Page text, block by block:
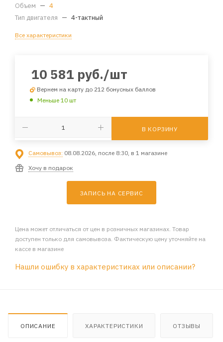
Объем — 4
Тип двигателя — 4-тактный
Все характеристики
10 581 руб./шт
Вернем на карту до 212 бонусных баллов
Меньше 10 шт
В КОРЗИНУ
Самовывоз: 08.08.2026, после 8:30, в 1 магазине
Хочу в подарок
ЗАПИСЬ НА СЕРВИС
Цена может отличаться от цен в розничных магазинах. Товар
доступен только для самовывоза. Фактическую цену уточняйте на
кассе в магазине
Нашли ошибку в характеристиках или описании?
ОПИСАНИЕ ХАРАКТЕРИСТИКИ ОТЗЫВЫ